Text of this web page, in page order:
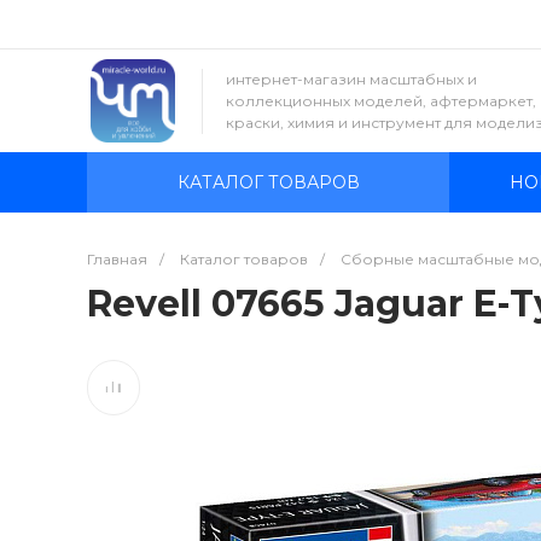
интернет-магазин масштабных и
коллекционных моделей, афтермаркет,
краски, химия и инструмент для
КАТАЛОГ ТОВАРОВ
Главная / Каталог товаров / Сборные масштабные
Revell 07665 Jaguar E-